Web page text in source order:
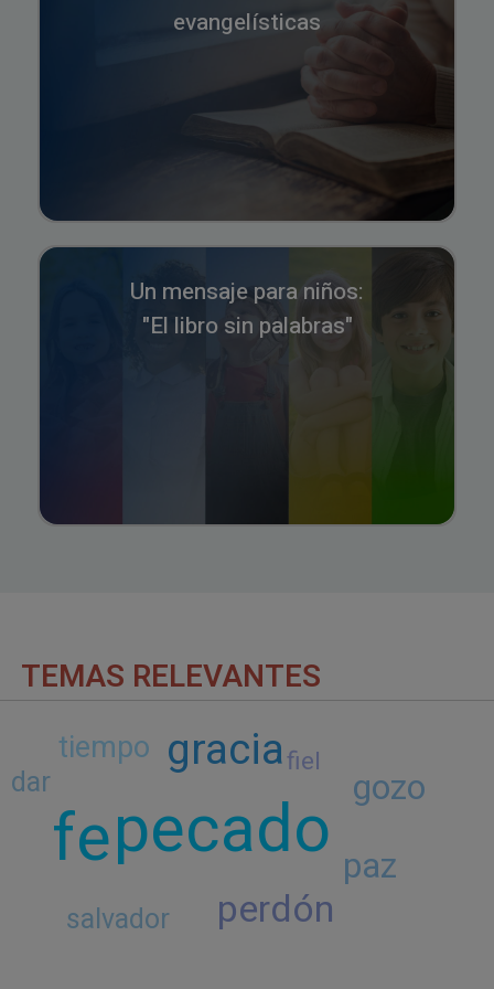
evangelísticas
Un mensaje para niños:
"El libro sin palabras"
TEMAS RELEVANTES
pecado
fe
gracia
perdón
paz
gozo
tiempo
salvador
dar
fiel